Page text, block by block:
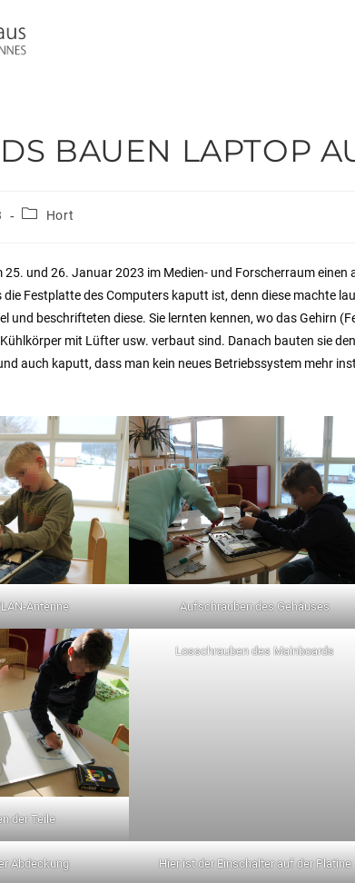
BAUEN LAPTOP
Hort
25. und 26. Januar 2023 im Medien- und Forscherraum
die Festplatte des Computers kaputt ist, denn diese machte
und beschrifteten diese. Sie lernten kennen, wo das Gehirn
mit Lüfter usw. verbaut sind. Danach bauten sie
auch kaputt, dass man kein neues Betriebssystem mehr
Antenne Aufschrauben des Gehäuses
der Teile
Losschrauben des Mainboards
Abdeckung Hier ist der Einschalter auf der Platine